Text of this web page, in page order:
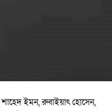
শাহেদ ইমন, রুবাইয়াৎ হোসেন,